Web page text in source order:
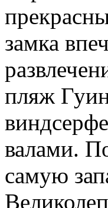
замка
пляж
валами.
самую